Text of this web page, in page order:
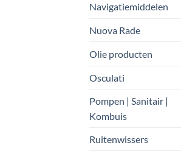
Navigatiemiddelen
Nuova Rade
Olie producten
Osculati
Pompen | Sanitair |
Kombuis
Ruitenwissers